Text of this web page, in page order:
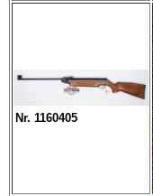
Nr. 1160405